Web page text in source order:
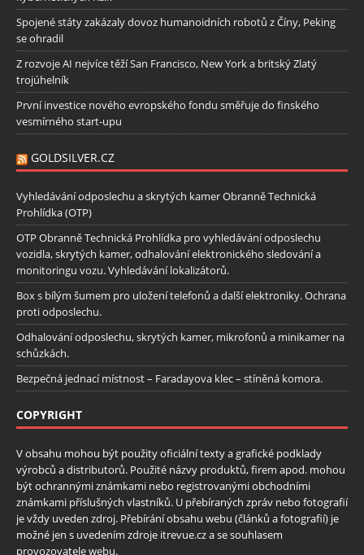
Spojené státy zakázaly dovoz humanoidních robotů z Číny, Peking
se ohradil
Z rozvoje AI nejvíce těží San Francisco, New York a britský Zlatý
trojúhelník
První investice nového evropského fondu směřuje do finského
vesmírného start-upu
GOLDSILVER.CZ
Vyhledávání odposlechu a skrytých kamer Obranně Technická
Prohlídka (OTP)
OTP Obranně Technická Prohlídka pro vyhledávání odposlechu
vozidla, skrytých kamer, odhalování elektronického sledování a
monitoringu vozu. Vyhledávání lokalizátorů.
Box s bílým šumem pro uložení telefonů a další elektroniky. Ochrana
proti odposlechu.
Odhalování odposlechu, skrytých kamer, mikrofonů a minikamer na
schůzkách.
Bezpečná jednací místnost – Faradayova klec – stíněná komora.
COPYRIGHT
V obsahu mohou být použity oficiální texty a grafické podklady
výrobců a distributorů. Použité názvy produktů, firem apod. mohou
být ochrannými známkami nebo registrovanými obchodními
známkami příslušných vlastníků. U přebíraných zpráv nebo fotografií
je vždy uveden zdroj. Přebírání obsahu webu (článků a fotografií) je
možné jen s uvedením zdroje itrevue.cz a se souhlasem
provozovatele webu.